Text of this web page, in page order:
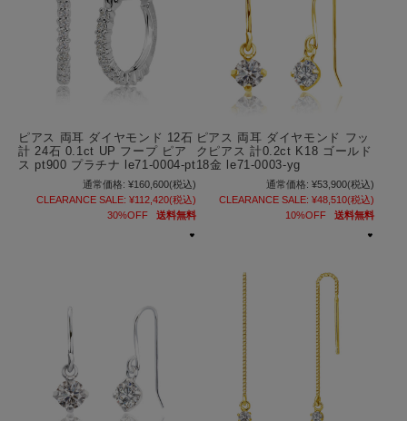
ピアス 両耳 ダイヤモンド 12石
計 24石 0.1ct UP フープ ピア
ス pt900 プラチナ le71-0004-pt
通常価格: ¥160,600(税込)
CLEARANCE SALE: ¥112,420(税込)
30%OFF
送料無料
ピアス 両耳 ダイヤモンド フッ
クピアス 計0.2ct K18 ゴールド
18金 le71-0003-yg
通常価格: ¥53,900(税込)
CLEARANCE SALE: ¥48,510(税込)
10%OFF
送料無料